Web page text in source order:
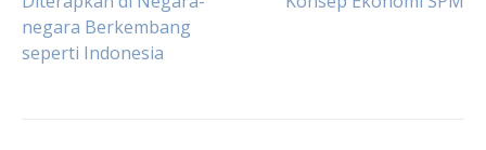
navigation
negara Berkembang
seperti Indonesia